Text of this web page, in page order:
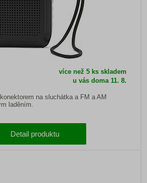
více než 5 ks skladem
u vás doma11. 8.
na sluchátka a FM a AM
laděním.
Detail produktu